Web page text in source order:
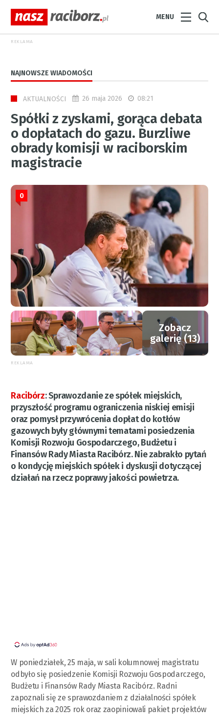
MENU
REKLAMA
NAJNOWSZE WIADOMOŚCI
AKTUALNOŚCI 26 maja 2026 08:21
Spółki z zyskami, gorąca debata
o dopłatach do gazu. Burzliwe
obrady komisji w raciborskim
magistracie
0
Zobacz
galerię (13)
REKLAMA
Racibórz:Sprawozdanie ze spółek miejskich,
przyszłość programu ograniczenia niskiej emisji
oraz pomysł przywrócenia dopłat do kotłów
gazowych były głównymi tematami posiedzenia
Komisji Rozwoju Gospodarczego, Budżetu i
Finansów Rady Miasta Racibórz. Nie zabrakło pytań
o kondycję miejskich spółek i dyskusji dotyczącej
działań na rzecz poprawy jakości powietrza.
W poniedziałek, 25 maja, w sali kolumnowej magistratu
odbyło się posiedzenie Komisji Rozwoju Gospodarczego,
Budżetu i Finansów Rady Miasta Racibórz. Radni
zapoznali się ze sprawozdaniem z działalności spółek
miejskich za 2025 rok oraz zaopiniowali pakiet projektów